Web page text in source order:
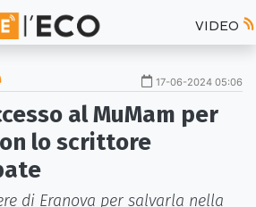
VIDEO
17-06-2024 05:06
al MuMam per
lo scrittore
di Eranova per salvarla nella